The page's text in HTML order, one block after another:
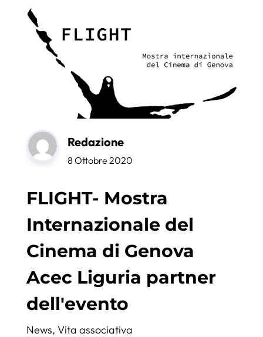
Redazione
8 Ottobre 2020
FLIGHT- Mostra
Internazionale del
Cinema di Genova
Acec Liguria partner
dell'evento
News, Vita associativa